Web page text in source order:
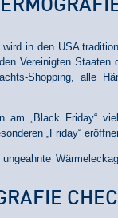
in den USA
Vereinigten Staaten
Shopping, alle
am „Black Friday“
„Friday“